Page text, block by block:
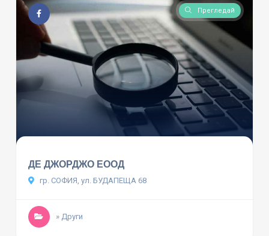
Прегледай
ДЕ ДЖОРДЖО ЕООД
гр. СОФИЯ, ул. БУДАПЕЩА 68
» Други